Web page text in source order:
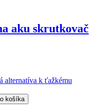
aku skrutkovač
alternatíva k ťažkému
košíka